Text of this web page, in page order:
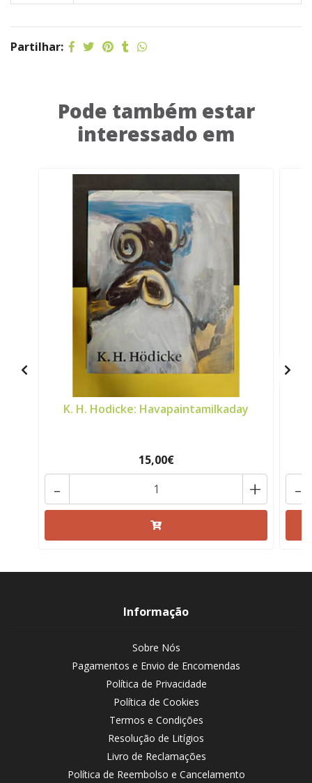
Partilhar:
Pode também estar
interessado em
K. H. Hodicke: Havapaintamilkaday
15,00€
+
- -
Informação
Sobre Nós
Pagamentos e Envio de Encomendas
Política de Privacidade
Política de Cookies
Termos e Condições
Resolução de Litígios
Livro de Reclamações
Política de Reembolso e Cancelamento